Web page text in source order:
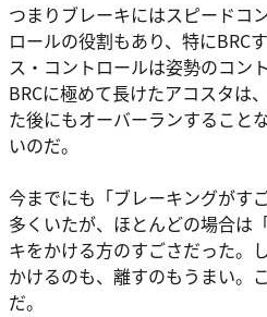
つまりブレーキにはスピードコ
ロールの役割もあり、特にBRC
ス・コントロールは姿勢のコン
BRCに極めて長けたアコスタは
た後にもオーバーランすること
いのだ。
今までにも「ブレーキングがす
多くいたが、ほとんどの場合は
キをかける方のすごさだった。
かけるのも、離すのもうまい。
だ。